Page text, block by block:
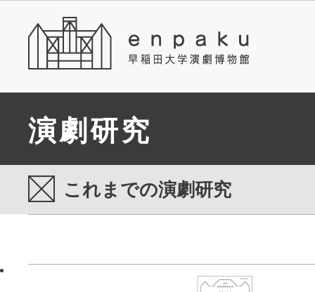
演劇研究
これまでの演劇研究